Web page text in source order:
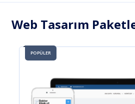
Web Tasarım
YENİ VE POPULER